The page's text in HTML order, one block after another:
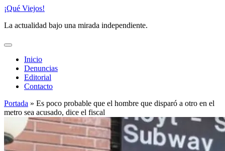
Saltar
contenido
¡Qué Viejos!
La actualidad bajo una mirada independiente.
Inicio
Denuncias
Editorial
Contacto
Portada » Es poco probable que el hombre que disparó a otro en el
metro sea acusado, dice el fiscal